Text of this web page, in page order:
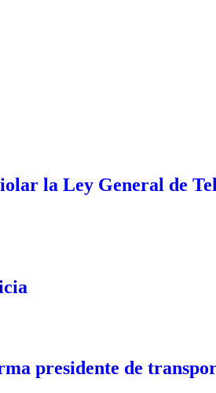
la Ley General de
presidente de